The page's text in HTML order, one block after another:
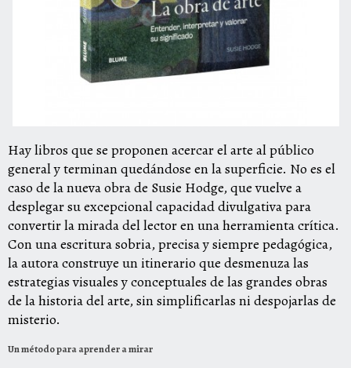
Hay libros que se proponen acercar el arte al público
general y terminan quedándose en la superficie. No es el
caso de la nueva obra de Susie Hodge, que vuelve a
desplegar su excepcional capacidad divulgativa para
convertir la mirada del lector en una herramienta crítica.
Con una escritura sobria, precisa y siempre pedagógica,
la autora construye un itinerario que desmenuza las
estrategias visuales y conceptuales de las grandes obras
de la historia del arte, sin simplificarlas ni despojarlas de
misterio.
Un método para aprender a mirar